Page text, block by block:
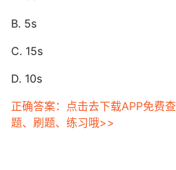
B. 5s
C. 15s
D. 10s
正确答案：点击去下载APP免费
题、刷题、练习哦>>